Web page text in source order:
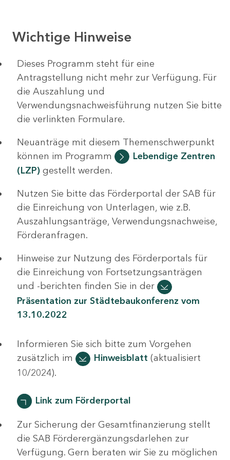
Wichtige Hinweise
Dieses Programm steht für eine
Antragstellung nicht mehr zur Verfügung. Für
die Auszahlung und
Verwendungsnachweisführung nutzen Sie bitte
die verlinkten Formulare.
Neuanträge mit diesem Themenschwerpunkt
können im Programm
Lebendige Zentren
(LZP) gestellt werden.
Nutzen Sie bitte das Förderportal der SAB für
die Einreichung von Unterlagen, wie z.B.
Auszahlungsanträge, Verwendungsnachweise,
Förderanfragen.
Hinweise zur Nutzung des Förderportals für
die Einreichung von Fortsetzungsanträgen
und -berichten finden Sie in der
Präsentation zur Städtebaukonferenz vom
13.10.2022
Informieren Sie sich bitte zum Vorgehen
zusätzlich im
Hinweisblatt (aktualisiert
10/2024).
Link zum Förderportal
Zur Sicherung der Gesamtfinanzierung stellt
die SAB Förderergänzungsdarlehen zur
Verfügung. Gern beraten wir Sie zu möglichen